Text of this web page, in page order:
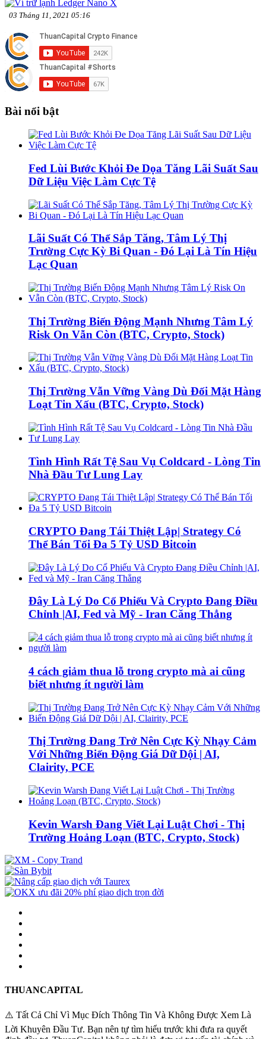
03 Tháng 11, 2021 05:16
Bài nổi bật
Fed Lùi Bước Khỏi Đe Dọa Tăng Lãi Suất Sau
Dữ Liệu Việc Làm Cực Tệ
Lãi Suất Có Thể Sắp Tăng, Tâm Lý Thị
Trường Cực Kỳ Bi Quan - Đó Lại Là Tín Hiệu
Lạc Quan
Thị Trường Biến Động Mạnh Nhưng Tâm Lý
Risk On Vẫn Còn (BTC, Crypto, Stock)
Thị Trường Vẫn Vững Vàng Dù Đối Mặt Hàng
Loạt Tin Xấu (BTC, Crypto, Stock)
Tình Hình Rất Tệ Sau Vụ Coldcard - Lòng Tin
Nhà Đầu Tư Lung Lay
CRYPTO Đang Tái Thiệt Lập| Strategy Có
Thể Bán Tối Đa 5 Tỷ USD Bitcoin
Đây Là Lý Do Cổ Phiếu Và Crypto Đang Điều
Chỉnh |AI, Fed và Mỹ - Iran Căng Thẳng
4 cách giảm thua lỗ trong crypto mà ai cũng
biết nhưng ít người làm
Thị Trường Đang Trở Nên Cực Kỳ Nhạy Cảm
Với Những Biến Động Giá Dữ Dội | AI,
Clairity, PCE
Kevin Warsh Đang Viết Lại Luật Chơi - Thị
Trường Hoảng Loạn (BTC, Crypto, Stock)
THUANCAPITAL
⚠️ Tất Cả Chỉ Vì Mục Đích Thông Tin Và Không Được Xem Là
Lời Khuyên Đầu Tư. Bạn nên tự tìm hiểu trước khi đưa ra quyết